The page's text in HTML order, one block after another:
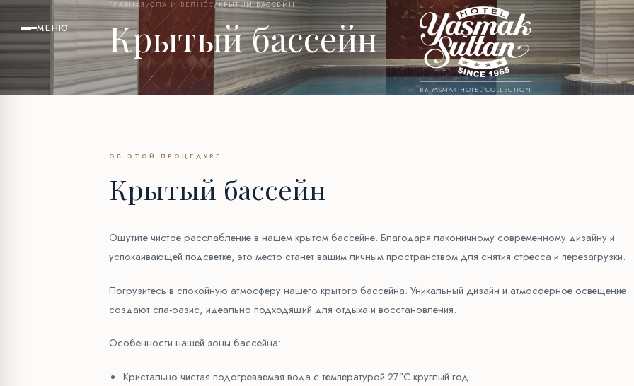
МЕНЮ
BY YASMAK HOTEL COLLECTION
ГЛАВНАЯ /СПА И ВЕЛНЕС/КРЫТЫЙ БАССЕЙН
Крытый бассейн
ОБ ЭТОЙ ПРОЦЕДУРЕ
Крытый бассейн
Ощутите чистое расслабление в нашем крытом бассейне. Благодаря лаконичному современному дизайну и
успокаивающей подсветке, это место станет вашим личным пространством для снятия стресса и перезагрузки.
Погрузитесь в спокойную атмосферу нашего крытого бассейна. Уникальный дизайн и атмосферное освещение
создают спа-оазис, идеально подходящий для отдыха и восстановления.
Особенности нашей зоны бассейна:
Кристально чистая подогреваемая вода с температурой 27°C круглый год